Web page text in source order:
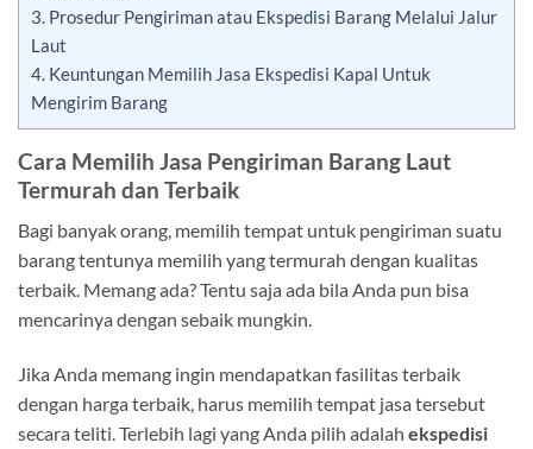
3. Prosedur Pengiriman atau Ekspedisi Barang Melalui Jalur
Laut
4. Keuntungan Memilih Jasa Ekspedisi Kapal Untuk
Mengirim Barang
Cara Memilih Jasa Pengiriman Barang Laut
Termurah dan Terbaik
Bagi banyak orang, memilih tempat untuk pengiriman suatu
barang tentunya memilih yang termurah dengan kualitas
terbaik. Memang ada? Tentu saja ada bila Anda pun bisa
mencarinya dengan sebaik mungkin.
Jika Anda memang ingin mendapatkan fasilitas terbaik
dengan harga terbaik, harus memilih tempat jasa tersebut
secara teliti. Terlebih lagi yang Anda pilih adalah ekspedisi